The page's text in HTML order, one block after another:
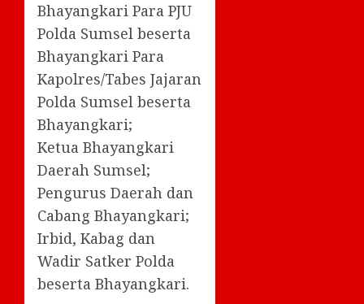
Bhayangkari Para PJU
Polda Sumsel beserta
Bhayangkari Para
Kapolres/Tabes Jajaran
Polda Sumsel beserta
Bhayangkari;
Ketua Bhayangkari
Daerah Sumsel;
Pengurus Daerah dan
Cabang Bhayangkari;
Irbid, Kabag dan
Wadir Satker Polda
beserta Bhayangkari.